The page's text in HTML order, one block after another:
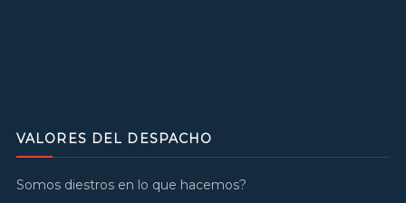
VALORES DEL DESPACHO
Somos diestros en lo que hacemos?